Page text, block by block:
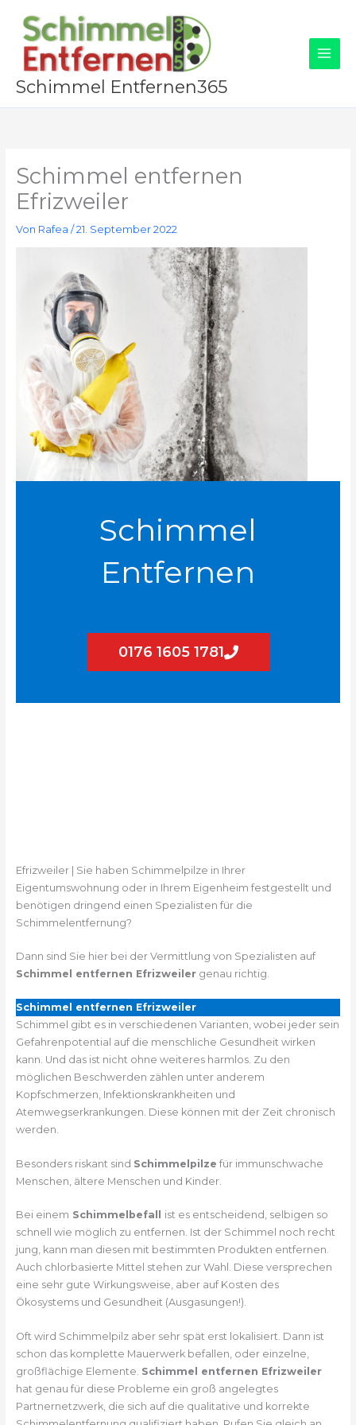
Inhalt
springen
Schimmel Entfernen365
Schimmel entfernen
Efrizweiler
Von Rafea /21. September 2022
Schimmel
Entfernen
0176 1605 1781
Efrizweiler | Sie haben Schimmelpilze in Ihrer
Eigentumswohnung oder in Ihrem Eigenheim festgestellt und
benötigen dringend einen Spezialisten für die
Schimmelentfernung?
Dann sind Sie hier bei der Vermittlung von Spezialisten auf
Schimmel entfernen Efrizweilergenau richtig.
Schimmel entfernen Efrizweiler
Schimmel gibt es in verschiedenen Varianten, wobei jeder sein
Gefahrenpotential auf die menschliche Gesundheit wirken
kann. Und das ist nicht ohne weiteres harmlos. Zu den
möglichen Beschwerden zählen unter anderem
Kopfschmerzen, Infektionskrankheiten und
Atemwegserkrankungen. Diese können mit der Zeit chronisch
werden.
Besonders riskant sind Schimmelpilze für immunschwache
Menschen, ältere Menschen und Kinder.
Bei einem Schimmelbefall ist es entscheidend, selbigen so
schnell wie möglich zu entfernen. Ist der Schimmel noch recht
jung, kann man diesen mit bestimmten Produkten entfernen.
Auch chlorbasierte Mittel stehen zur Wahl. Diese versprechen
eine sehr gute Wirkungsweise, aber auf Kosten des
Ökosystems und Gesundheit (Ausgasungen!).
Oft wird Schimmelpilz aber sehr spät erst lokalisiert. Dann ist
schon das komplette Mauerwerk befallen, oder einzelne,
großflächige Elemente. Schimmel entfernen Efrizweiler
hat genau für diese Probleme ein groß angelegtes
Partnernetzwerk, die sich auf die qualitative und korrekte